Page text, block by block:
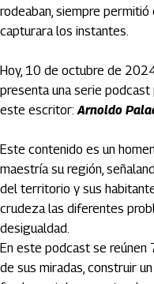
rodeaban, siempre
capturara los instantes.
Hoy, 10 de octubre de
presenta una serie
este escritor:Arnoldo
Este contenido es un
maestría su región,
del territorio y sus
crudeza las diferentes
desigualdad.
En este podcast se reúnen
de sus miradas, construir